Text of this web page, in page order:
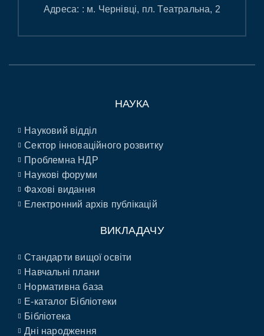
Адреса: : м. Чернівці, пл. Театральна, 2
НАУКА
Науковий відділ
Сектор інноваційного розвитку
Проблемна НДР
Наукові форуми
Фахові видання
Електронний архів публікацій
ВИКЛАДАЧУ
Стандарти вищої освіти
Навчальні плани
Нормативна база
E-каталог Бібліотеки
Бібліотека
Дні народження